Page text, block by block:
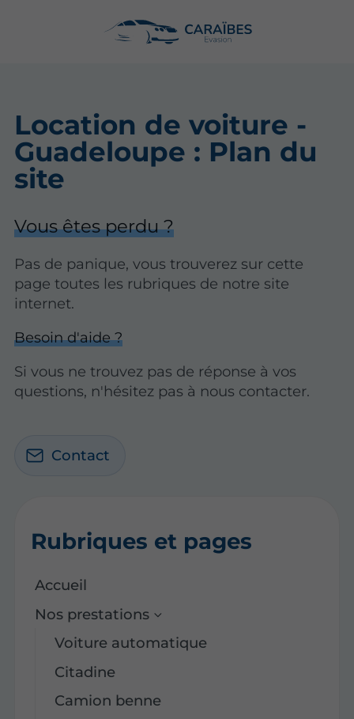
Location de voiture -
Guadeloupe : Plan du
site
Vous êtes perdu ?
Pas de panique, vous trouverez sur cette
page toutes les rubriques de notre site
internet.​​
Besoin d'aide ?
Si vous ne trouvez pas de réponse à vos
questions, n'hésitez pas à nous contacter.
Contact
Rubriques et pages
Accueil
Nos prestations
Voiture automatique
Citadine
Camion benne